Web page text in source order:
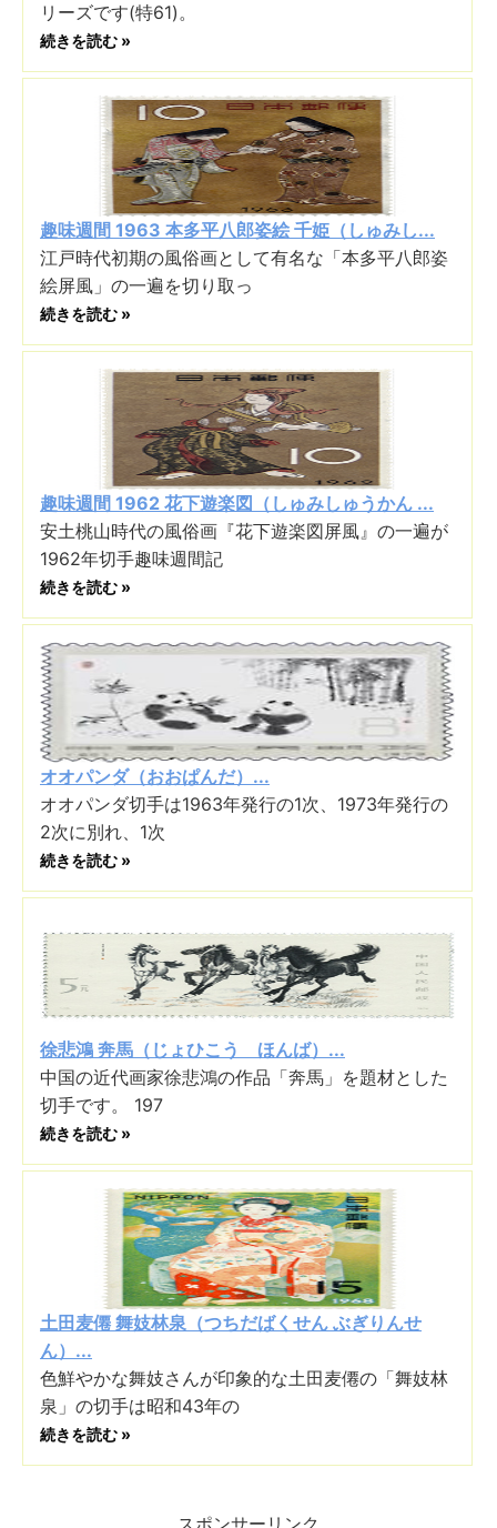
リーズです(特61)。
続きを読む »
趣味週間 1963 本多平八郎姿絵 千姫（しゅみし...
江戸時代初期の風俗画として有名な「本多平八郎姿
絵屏風」の一遍を切り取っ
続きを読む »
趣味週間 1962 花下遊楽図（しゅみしゅうかん ...
安土桃山時代の風俗画『花下遊楽図屏風』の一遍が
1962年切手趣味週間記
続きを読む »
オオパンダ（おおぱんだ）...
オオパンダ切手は1963年発行の1次、1973年発行の
2次に別れ、1次
続きを読む »
徐悲鴻 奔馬（じょひこう ほんば）...
中国の近代画家徐悲鴻の作品「奔馬」を題材とした
切手です。 197
続きを読む »
土田麦僊 舞妓林泉（つちだばくせん ぶぎりんせ
ん）...
色鮮やかな舞妓さんが印象的な土田麦僊の「舞妓林
泉」の切手は昭和43年の
続きを読む »